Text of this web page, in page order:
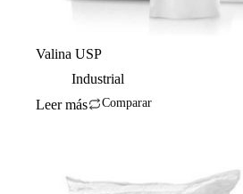
Valina USP
Industrial
Leer más
Comparar